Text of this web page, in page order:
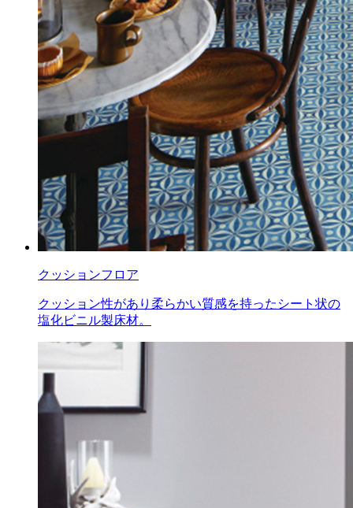
クッションフロア
クッション性があり柔らかい質感を持ったシート状の
塩化ビニル製床材。